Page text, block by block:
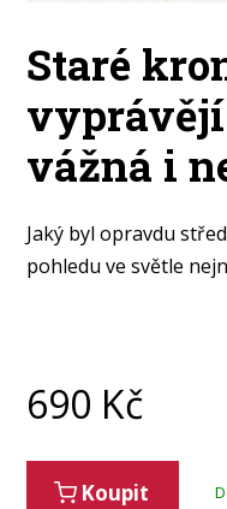
Staré
vážná i
Jaký byl opravdu
pohledu ve světle
690 Kč
Koupit